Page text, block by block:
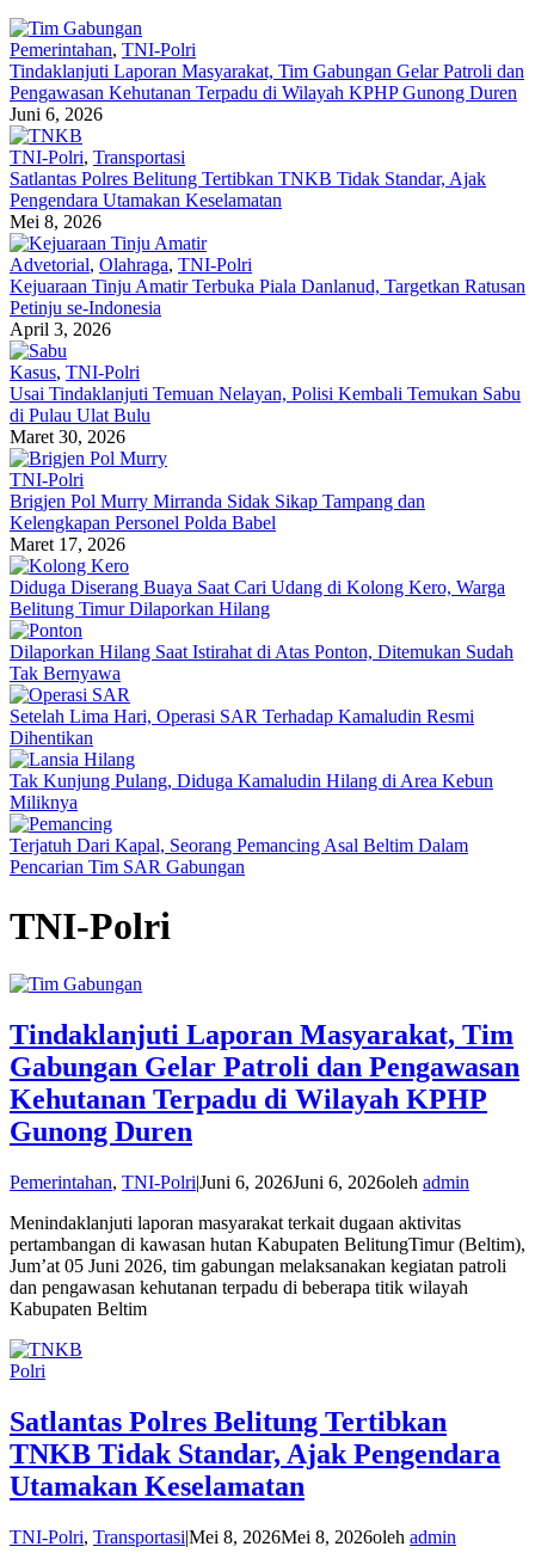
Pemerintahan, TNI-Polri
Tindaklanjuti Laporan Masyarakat, Tim Gabungan Gelar Patroli dan
Pengawasan Kehutanan Terpadu di Wilayah KPHP Gunong Duren
Juni 6, 2026
TNI-Polri, Transportasi
Satlantas Polres Belitung Tertibkan TNKB Tidak Standar, Ajak
Pengendara Utamakan Keselamatan
Mei 8, 2026
Advetorial, Olahraga, TNI-Polri
Kejuaraan Tinju Amatir Terbuka Piala Danlanud, Targetkan Ratusan
Petinju se-Indonesia
April 3, 2026
Kasus, TNI-Polri
Usai Tindaklanjuti Temuan Nelayan, Polisi Kembali Temukan Sabu
di Pulau Ulat Bulu
Maret 30, 2026
TNI-Polri
Brigjen Pol Murry Mirranda Sidak Sikap Tampang dan
Kelengkapan Personel Polda Babel
Maret 17, 2026
Diduga Diserang Buaya Saat Cari Udang di Kolong Kero, Warga
Belitung Timur Dilaporkan Hilang
Dilaporkan Hilang Saat Istirahat di Atas Ponton, Ditemukan Sudah
Tak Bernyawa
Setelah Lima Hari, Operasi SAR Terhadap Kamaludin Resmi
Dihentikan
Tak Kunjung Pulang, Diduga Kamaludin Hilang di Area Kebun
Miliknya
Terjatuh Dari Kapal, Seorang Pemancing Asal Beltim Dalam
Pencarian Tim SAR Gabungan
TNI-Polri
Tindaklanjuti Laporan Masyarakat, Tim
Gabungan Gelar Patroli dan Pengawasan
Kehutanan Terpadu di Wilayah KPHP
Gunong Duren
Pemerintahan, TNI-Polri|Juni 6, 2026Juni 6, 2026oleh admin
Menindaklanjuti laporan masyarakat terkait dugaan aktivitas
pertambangan di kawasan hutan Kabupaten BelitungTimur (Beltim),
Jum’at 05 Juni 2026, tim gabungan melaksanakan kegiatan patroli
dan pengawasan kehutanan terpadu di beberapa titik wilayah
Kabupaten Beltim
Polri
Satlantas Polres Belitung Tertibkan
TNKB Tidak Standar, Ajak Pengendara
Utamakan Keselamatan
TNI-Polri, Transportasi|Mei 8, 2026Mei 8, 2026oleh admin